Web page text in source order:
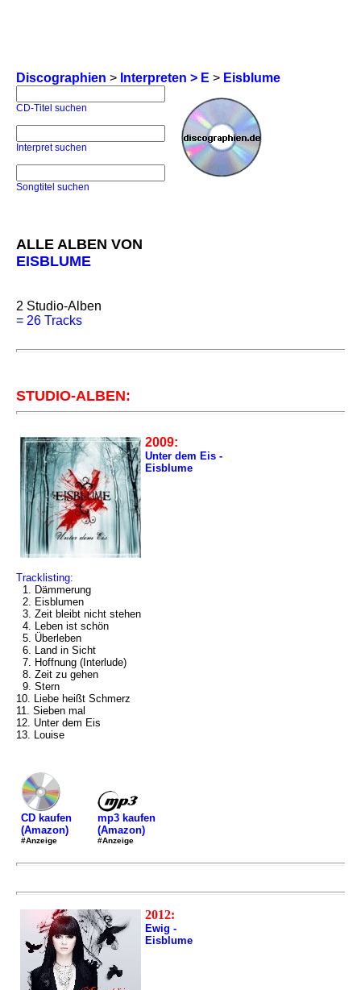
Discographien > Interpreten > E > Eisblume
CD-Titel suchen
Interpret suchen
Songtitel suchen
ALLE ALBEN VON
EISBLUME
2 Studio-Alben
= 26 Tracks
STUDIO-ALBEN:
2009:
Unter dem Eis -
Eisblume
Tracklisting:
1. Dämmerung
2. Eisblumen
3. Zeit bleibt nicht stehen
4. Leben ist schön
5. Überleben
6. Land in Sicht
7. Hoffnung (Interlude)
8. Zeit zu gehen
9. Stern
10. Liebe heißt Schmerz
11. Sieben mal
12. Unter dem Eis
13. Louise
CD kaufen
(Amazon)
#Anzeige
mp3 kaufen
(Amazon)
#Anzeige
2012:
Ewig -
Eisblume